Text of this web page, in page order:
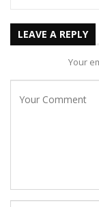
LEAVE A REPLY
Your